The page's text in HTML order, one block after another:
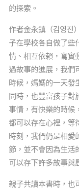
的探索。
作者金永鎮（김영진
子在學校各自做了些
情、相互依賴，寫實
過故事的進展，我們
時候，媽媽的一天發
同時，也豐富孩子對
事情，有快樂的時候
都可以存在心裡，等
時刻，我們仍是相愛
節，並不會因為生
可以存下許多故事與
親子共讀本書時，也